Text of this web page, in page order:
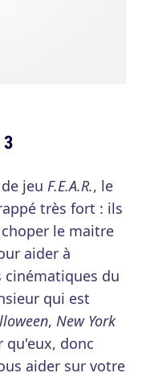
jeu F.E.A.R., le
très fort : ils
le maitre
aider à
du
qui est
, New York
qu'eux, donc
aider sur votre